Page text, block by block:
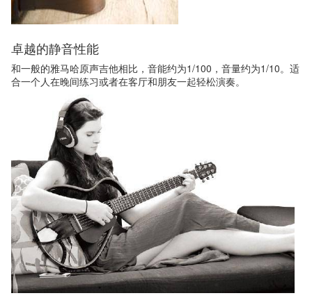
卓越的静音性能
和一般的雅马哈原声吉他相比，音能约为1/100，音量约为1/10。适
合一个人在晚间练习或者在客厅和朋友一起轻松演奏。